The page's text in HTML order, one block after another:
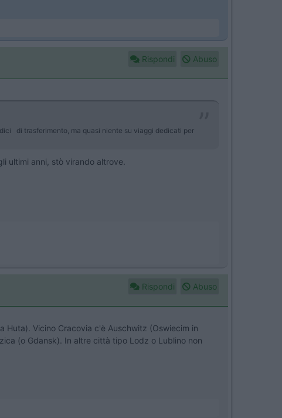
Rispondi Abuso
di trasferimento, ma quasi niente su viaggi dedicati per
ultimi anni, stò virando altrove.
Rispondi Abuso
Huta). Vicino Cracovia c'è Auschwitz (Oswiecim in
(o Gdansk). In altre città tipo Lodz o Lublino non